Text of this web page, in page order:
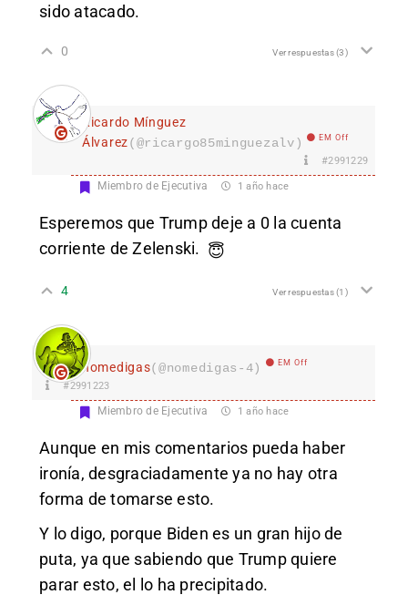
sido atacado.
0 Ver respuestas(3)
Ricardo Mínguez
Álvarez(@ricargo85minguezalv) EM Off
#2991229
Miembro de Ejecutiva 1 año hace
Esperemos que Trump deje a 0 la cuenta
corriente de Zelenski. 😇
4 Ver respuestas(1)
nomedigas(@nomedigas-4) EM Off
#2991223
Miembro de Ejecutiva 1 año hace
Aunque en mis comentarios pueda haber
ironía, desgraciadamente ya no hay otra
forma de tomarse esto.
Y lo digo, porque Biden es un gran hijo de
puta, ya que sabiendo que Trump quiere
parar esto, el lo ha precipitado.